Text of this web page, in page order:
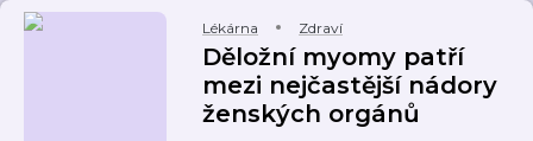
Lékárna Zdraví
Děložní myomy patří
mezi nejčastější nádory
ženských orgánů